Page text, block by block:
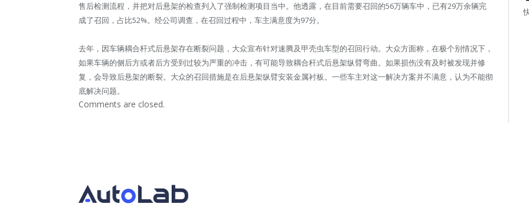
售后检测流程，并把对后悬架的检查列入了强制检测项目当中。他透露，在目前需要召回的56万辆车中，已有29万余辆完
成了召回，占比52%。经公司调查，在召回过程中，车主满意度为97分。
去年，因车辆耦合杆式后悬架存在断裂问题，大众宣布针对速腾及甲壳虫车型的召回行动。大众方面称，在极个别情况下，
如果车辆的侧后方或者后方受到过较为严重的冲击，有可能导致耦合杆式后悬架纵臂弯曲。如果损伤没有及时被发现并修
复，会导致后悬架的断裂。大众的召回措施是在后悬架纵臂安装金属衬板。一些车主对这一解决方案并不满意，认为不能彻
底解决问题。
Comments are closed.